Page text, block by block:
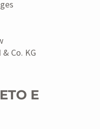
Co. KG
E